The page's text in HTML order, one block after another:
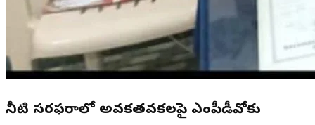
నీటి సరఫరాలో అవకతవకలపై ఎంపీడీవోకు